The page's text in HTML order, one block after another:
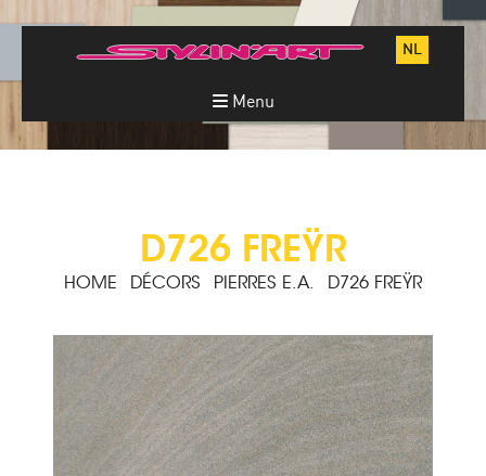
NL
Menu
D726 FREŸR
HOME DÉCORS PIERRES E.A. D726 FREŸR